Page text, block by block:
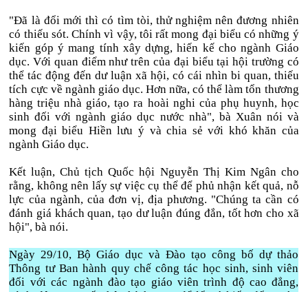
"Đã là đổi mới thì có tìm tòi, thử nghiệm nên đương nhiên
có thiếu sót. Chính vì vậy, tôi rất mong đại biểu có những ý
kiến góp ý mang tính xây dựng, hiến kế cho ngành Giáo
dục. Với quan điểm như trên của đại biểu tại hội trường có
thể tác động đến dư luận xã hội, có cái nhìn bi quan, thiếu
tích cực về ngành giáo dục. Hơn nữa, có thể làm tổn thương
hàng triệu nhà giáo, tạo ra hoài nghi của phụ huynh, học
sinh đối với ngành giáo dục nước nhà", bà Xuân nói và
mong đại biểu Hiền lưu ý và chia sẻ với khó khăn của
ngành Giáo dục.
Kết luận, Chủ tịch Quốc hội Nguyễn Thị Kim Ngân cho
rằng, không nên lấy sự việc cụ thể để phủ nhận kết quả, nỗ
lực của ngành, của đơn vị, địa phương. "Chúng ta cần có
đánh giá khách quan, tạo dư luận đúng đắn, tốt hơn cho xã
hội", bà nói.
Ngày 29/10, Bộ Giáo dục và Đào tạo công bố dự thảo
Thông tư Ban hành quy chế công tác học sinh, sinh viên
đối với các ngành đào tạo giáo viên trình độ cao đẳng,